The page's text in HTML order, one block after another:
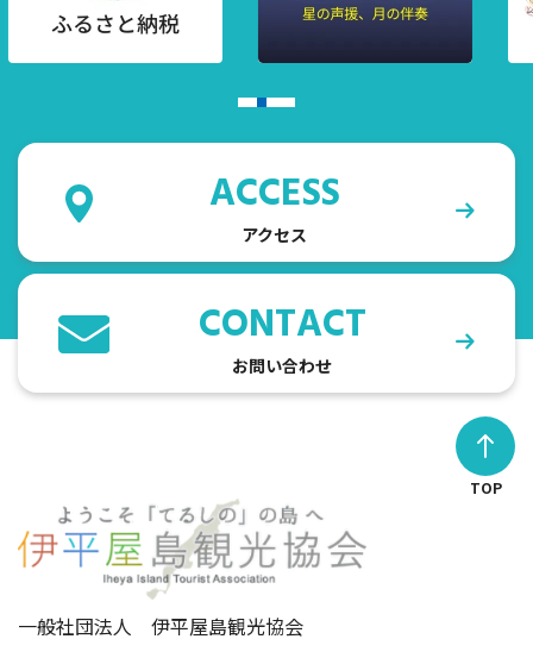
ACCESS
アクセス
CONTACT
お問い合わせ
TOP
一般社団法人 伊平屋島観光協会